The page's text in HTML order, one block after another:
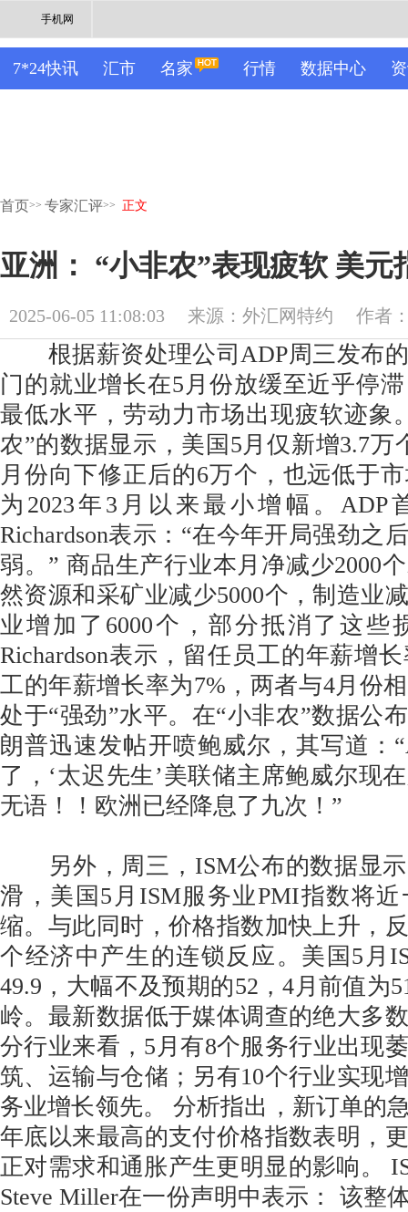
手机网
7*24快讯 汇市 名家 行情 数据中心
首页>> 专家汇评>> 正文
亚洲： “小非农”表现疲软 美元
2025-06-05 11:08:03 来源：外汇网特约 作者
根据薪资处理公司ADP周三发布的
门的就业增长在5月份放缓至近乎停
最低水平，劳动力市场出现疲软迹象
农”的数据显示，美国5月仅新增3.7万
月份向下修正后的6万个，也远低于
为2023年3月以来最小增幅。ADP
Richardson表示：“在今年开局强劲之
弱。” 商品生产行业本月净减少2000
然资源和采矿业减少5000个，制造业
业增加了6000个，部分抵消了这些
Richardson表示，留任员工的年薪增
工的年薪增长率为7%，两者与4月份
处于“强劲”水平。在“小非农”数据公
朗普迅速发帖开喷鲍威尔，其写道：
了，‘太迟先生’美联储主席鲍威尔现
无语！！欧洲已经降息了九次！”
另外，周三，ISM公布的数据显示
滑，美国5月ISM服务业PMI指数将
缩。与此同时，价格指数加快上升，
个经济中产生的连锁反应。美国5月
49.9，大幅不及预期的52，4月前值为
岭。最新数据低于媒体调查的绝大多
分行业来看，5月有8个服务行业出现
筑、运输与仓储；另有10个行业实现
务业增长领先。 分析指出，新订单的
年底以来最高的支付价格指数表明，
正对需求和通胀产生更明显的影响。
Steve Miller在一份声明中表示： 该整